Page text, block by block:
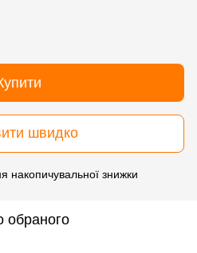
швидко
накопичувальної знижки
обраного